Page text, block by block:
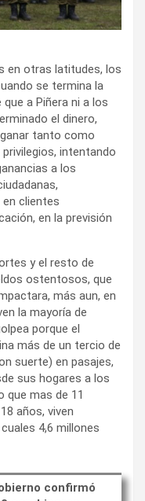
en otras latitudes, los
se termina la
a Piñera ni a los
el dinero,
tanto como
intentando
a los
clientes
en la previsión
y el resto de
ostentosos, que
más aun, en
la mayoría de
porque el
más de un tercio de
suerte) en pasajes,
sus hogares a los
que mas de 11
años, viven
4,6 millones
confirmó